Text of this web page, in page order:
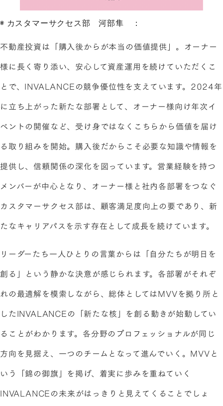
◉ カスタマーサクセス部 河部隼 ：
不動産投資は「購入後からが本当の価値提供」。オーナー
様に長く寄り添い、安心して資産運用を続けていただくこ
とで、INVALANCEの競争優位性を支えています。2024年
に立ち上がった新たな部署として、オーナー様向け年次イ
ベントの開催など、受け身ではなくこちらから価値を届け
る取り組みを開始。購入後だからこそ必要な知識や情報を
提供し、信頼関係の深化を図っています。営業経験を持つ
メンバーが中心となり、オーナー様と社内各部署をつなぐ
カスタマーサクセス部は、顧客満足度向上の要であり、新
たなキャリアパスを示す存在として成長を続けています。
リーダーたち一人ひとりの言葉からは「自分たちが明日を
創る」という静かな決意が感じられます。各部署がそれぞ
れの最適解を模索しながら、総体としてはMVVを拠り所と
したINVALANCEの「新たな核」を創る動きが始動してい
ることがわかります。各分野のプロフェッショナルが同じ
方向を見据え、一つのチームとなって進んでいく。MVVと
いう「錦の御旗」を掲げ、着実に歩みを重ねていく
INVALANCEの未来がはっきりと見えてくることでしょ